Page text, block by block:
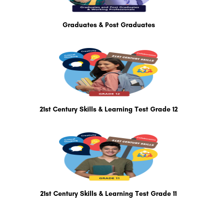
Graduates & Post Graduates
21st Century Skills & Learning Test Grade 12
21st Century Skills & Learning Test Grade 11